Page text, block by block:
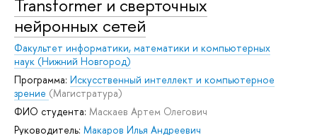
Transformer и сверточных
нейронных сетей
Факультет информатики, математики и компьютерных
наук (Нижний Новгород)
Программа: Искусственный интеллект и компьютерное
зрение (Магистратура)
ФИО студента: Маскаев Артем Олегович
Руководитель: Макаров Илья Андреевич